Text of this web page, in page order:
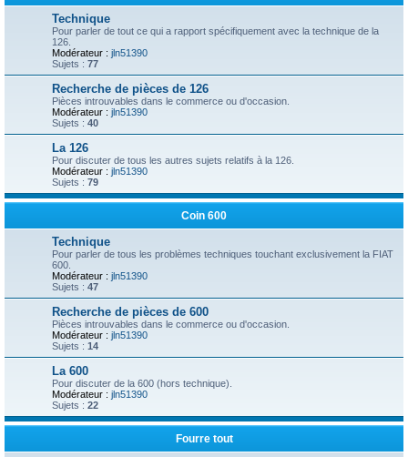
Technique
Pour parler de tout ce qui a rapport spécifiquement avec la technique de la
126.
Modérateur : jln51390
Sujets : 77
Recherche de pièces de 126
Pièces introuvables dans le commerce ou d'occasion.
Modérateur : jln51390
Sujets : 40
La 126
Pour discuter de tous les autres sujets relatifs à la 126.
Modérateur : jln51390
Sujets : 79
Coin 600
Technique
Pour parler de tous les problèmes techniques touchant exclusivement la FIAT
600.
Modérateur : jln51390
Sujets : 47
Recherche de pièces de 600
Pièces introuvables dans le commerce ou d'occasion.
Modérateur : jln51390
Sujets : 14
La 600
Pour discuter de la 600 (hors technique).
Modérateur : jln51390
Sujets : 22
Fourre tout